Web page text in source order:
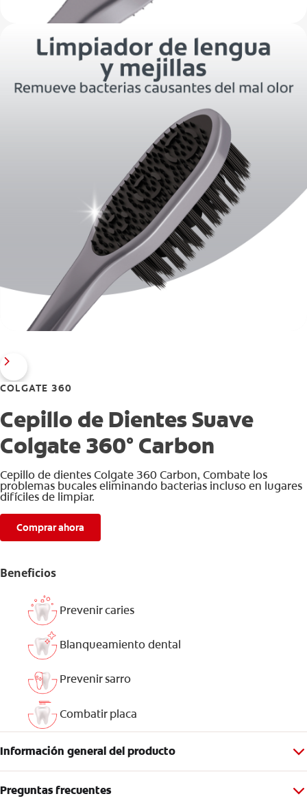
COLGATE 360
Cepillo de Dientes Suave
Colgate 360° Carbon
Cepillo de dientes Colgate 360 ​​Carbon, Combate los
problemas bucales eliminando bacterias incluso en lugares
difíciles de limpiar.
Comprar ahora
Beneficios
Prevenir caries
Blanqueamiento dental
Prevenir sarro
Combatir placa
Información general del producto
Preguntas frecuentes